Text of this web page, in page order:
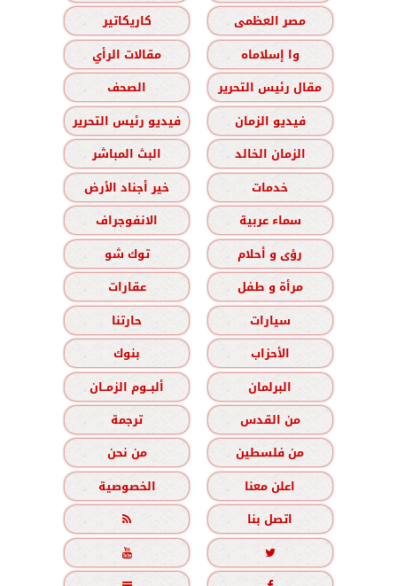
مصر العظمى
كاريكاتير
وا إسلاماه
مقالات الرأي
مقال رئيس التحرير
الصحف
فيديو الزمان
فيديو رئيس التحرير
الزمان الخالد
البث المباشر
خدمات
خير أجناد الأرض
سماء عربية
الانفوجراف
رؤى و أحلام
توك شو
مرأة و طفل
عقارات
سيارات
حارتنا
الأحزاب
بنوك
البرلمان
ألبــوم الزمــان
من القدس
ترجمة
من فلسطين
من نحن
اعلن معنا
الخصوصية
اتصل بنا


